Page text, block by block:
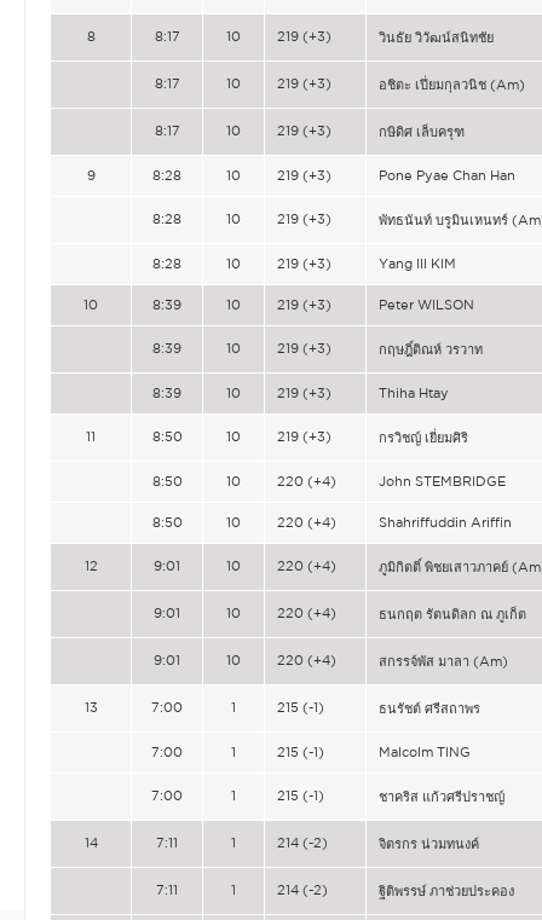
8 8:17 10 219 (+3) วินธัย วิวัฒน์สนิทชัย
8:17 10 219 (+3) อชิตะ เปี่ยมกุลวนิช (Am)
8:17 10 219 (+3) กษิดิศ เล็บครุฑ
9 8:28 10 219 (+3) Pone Pyae Chan Han
8:28 10 219 (+3) พัทธนันท์ บรูมินเหนทร์
8:28 10 219 (+3) Yang Ill KIM
10 8:39 10 219 (+3) Peter WILSON
8:39 10 219 (+3) กฤษฎิ์ติณห์ วรวาท
8:39 10 219 (+3) Thiha Htay
11 8:50 10 219 (+3) กรวิชญ์ เยี่ยมศิริ
8:50 10 220 (+4) John STEMBRIDGE
8:50 10 220 (+4) Shahriffuddin Ariffin
12 9:01 10 220 (+4) ภูมิกิตติ์ พิชยเสาวภาคย์
9:01 10 220 (+4) ธนกฤต รัตนดิลก ณ ภูเก็ต
9:01 10 220 (+4) สกรรจ์พัส มาลา (Am)
13 7:00 1 215 (-1) ธนรัชต์ ศรีสถาพร
7:00 1 215 (-1) Malcolm TING
7:00 1 215 (-1) ชาคริส แก้วศรีปราชญ์
14 7:11 1 214 (-2) จิตรกร น่วมทนงค์
7:11 1 214 (-2) ฐิติพรรษ์ ภาช่วยประคอง